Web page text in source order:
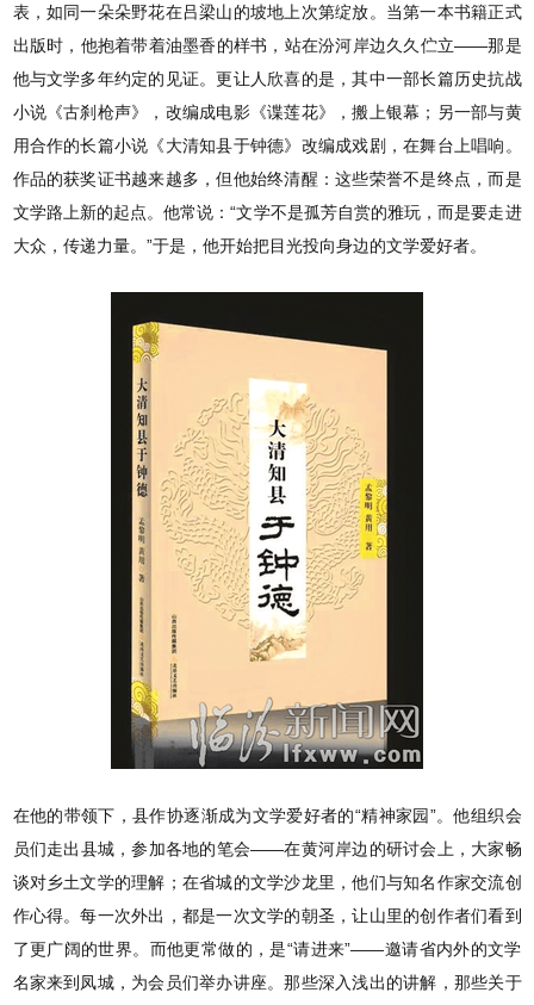
表，如同一朵朵野花在吕梁山的坡地上次第绽放。当第一本书籍正式
出版时，他抱着带着油墨香的样书，站在汾河岸边久久伫立——那是
他与文学多年约定的见证。更让人欣喜的是，其中一部长篇历史抗战
小说《古刹枪声》，改编成电影《谍莲花》，搬上银幕；另一部与黄
用合作的长篇小说《大清知县于钟德》改编成戏剧，在舞台上唱响。
作品的获奖证书越来越多，但他始终清醒：这些荣誉不是终点，而是
文学路上新的起点。他常说：“文学不是孤芳自赏的雅玩，而是要走进
大众，传递力量。”于是，他开始把目光投向身边的文学爱好者。
在他的带领下，县作协逐渐成为文学爱好者的“精神家园”。他组织会
员们走出县城，参加各地的笔会——在黄河岸边的研讨会上，大家畅
谈对乡土文学的理解；在省城的文学沙龙里，他们与知名作家交流创
作心得。每一次外出，都是一次文学的朝圣，让山里的创作者们看到
了更广阔的世界。而他更常做的，是“请进来”——邀请省内外的文学
名家来到凤城，为会员们举办讲座。那些深入浅出的讲解，那些关于